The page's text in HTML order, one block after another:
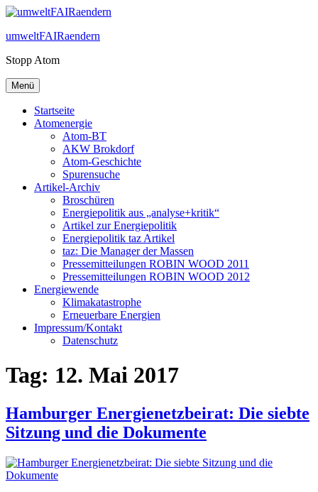
Zum
springen
umweltFAIRaendern
Stopp Atom
Menü
Startseite
Atomenergie
Atom-BT
AKW Brokdorf
Atom-Geschichte
Spurensuche
Artikel-Archiv
Broschüren
Energiepolitik aus „analyse+kritik“
Artikel zur Energiepolitik
Energiepolitik taz Artikel
taz: Die Manager der Massen
Pressemitteilungen ROBIN WOOD 2011
Pressemitteilungen ROBIN WOOD 2012
Energiewende
Klimakatastrophe
Erneuerbare Energien
Impressum/Kontakt
Datenschutz
Tag: 12. Mai 2017
Hamburger Energienetzbeirat: Die siebte
Sitzung und die Dokumente